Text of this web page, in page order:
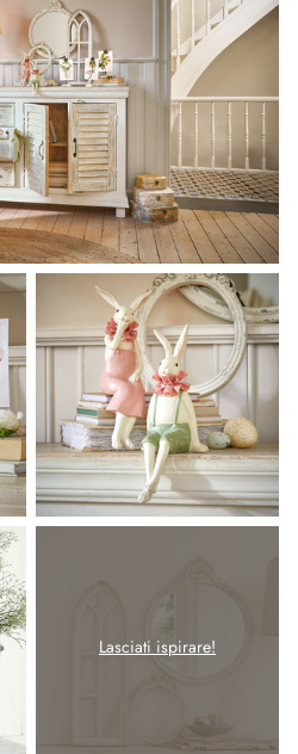
Lasciati ispirare!